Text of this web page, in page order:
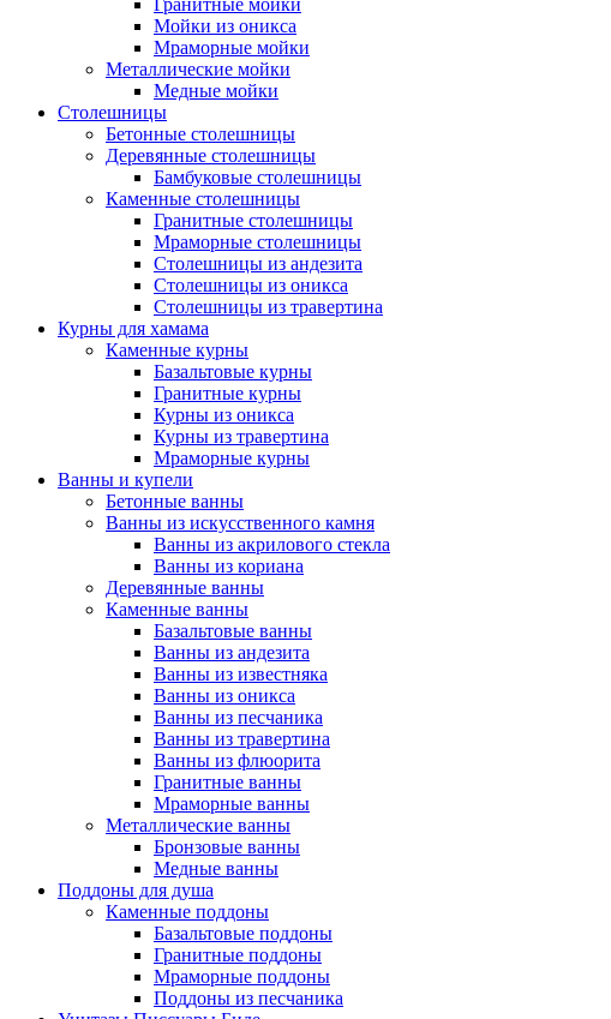
Гранитные мойки
Мойки из оникса
Мраморные мойки
Металлические мойки
Медные мойки
Столешницы
Бетонные столешницы
Деревянные столешницы
Бамбуковые столешницы
Каменные столешницы
Гранитные столешницы
Мраморные столешницы
Столешницы из андезита
Столешницы из оникса
Столешницы из травертина
Курны для хамама
Каменные курны
Базальтовые курны
Гранитные курны
Курны из оникса
Курны из травертина
Мраморные курны
Ванны и купели
Бетонные ванны
Ванны из искусственного камня
Ванны из акрилового стекла
Ванны из кориана
Деревянные ванны
Каменные ванны
Базальтовые ванны
Ванны из андезита
Ванны из известняка
Ванны из оникса
Ванны из песчаника
Ванны из травертина
Ванны из флюорита
Гранитные ванны
Мраморные ванны
Металлические ванны
Бронзовые ванны
Медные ванны
Поддоны для душа
Каменные поддоны
Базальтовые поддоны
Гранитные поддоны
Мраморные поддоны
Поддоны из песчаника